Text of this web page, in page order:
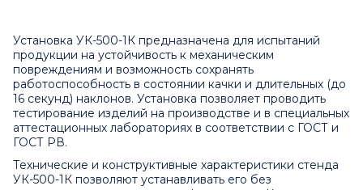
Установка УК-500-1К предназначена для испытаний
продукции на устойчивость к механическим
повреждениям и возможность сохранять
работоспособность в состоянии качки и длительных (до
16 секунд) наклонов. Установка позволяет проводить
тестирование изделий на производстве и в специальных
аттестационных лабораториях в соответствии с ГОСТ и
ГОСТ РВ.
Технические и конструктивные характеристики стенда
УК-500-1К позволяют устанавливать его без